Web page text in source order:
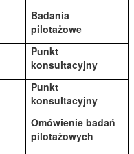
Badania
pilotażowe
Punkt
konsultacyjny
Punkt
konsultacyjny
Omówienie badań
pilotażowych